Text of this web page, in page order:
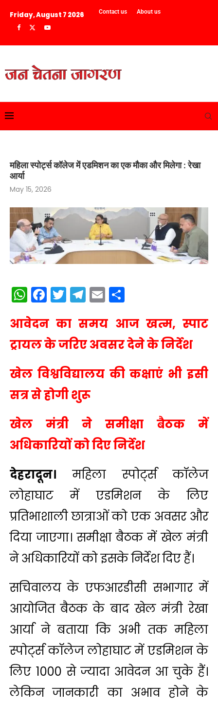
Friday, August 7 2026 Contact us About us
महिला स्पोर्ट्स कॉलेज में एडमिशन का एक मौका और मिलेगा : रेखा
आर्या
May 15, 2026
WhatsApp
Facebook
Twitter
Telegram
Email
आवेदन का समय आज खत्म, स्पाट
ट्रायल के जरिए अवसर देने के निर्देश
खेल विश्वविद्यालय की कक्षाएं भी इसी
सत्र से होगी शुरू
खेल मंत्री ने समीक्षा बैठक में
अधिकारियों को दिए निर्देश
देहरादून। महिला स्पोर्ट्स कॉलेज
लोहाघाट में एडमिशन के लिए
प्रतिभाशाली छात्राओं को एक अवसर और
दिया जाएगा। समीक्षा बैठक में खेल मंत्री
ने अधिकारियों को इसके निर्देश दिए हैं।
सचिवालय के एफआरडीसी सभागार में
आयोजित बैठक के बाद खेल मंत्री रेखा
आर्या ने बताया कि अभी तक महिला
स्पोर्ट्स कॉलेज लोहाघाट में एडमिशन के
लिए 1000 से ज्यादा आवेदन आ चुके हैं।
लेकिन जानकारी का अभाव होने के